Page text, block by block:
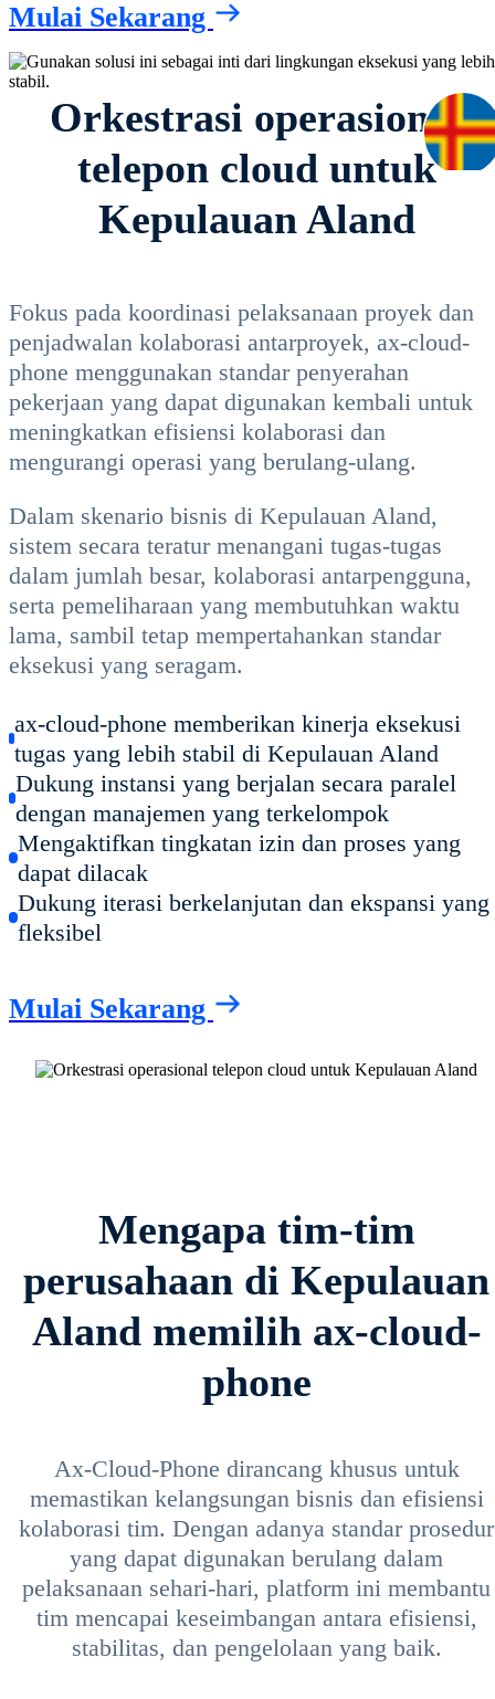
Mulai Sekarang
Orkestrasi operasional
telepon cloud untuk
Kepulauan Aland
Fokus pada koordinasi pelaksanaan proyek dan
penjadwalan kolaborasi antarproyek, ax-cloud-
phone menggunakan standar penyerahan
pekerjaan yang dapat digunakan kembali untuk
meningkatkan efisiensi kolaborasi dan
mengurangi operasi yang berulang-ulang.
Dalam skenario bisnis di Kepulauan Aland,
sistem secara teratur menangani tugas-tugas
dalam jumlah besar, kolaborasi antarpengguna,
serta pemeliharaan yang membutuhkan waktu
lama, sambil tetap mempertahankan standar
eksekusi yang seragam.
ax-cloud-phone memberikan kinerja eksekusi
tugas yang lebih stabil di Kepulauan Aland
Dukung instansi yang berjalan secara paralel
dengan manajemen yang terkelompok
Mengaktifkan tingkatan izin dan proses yang
dapat dilacak
Dukung iterasi berkelanjutan dan ekspansi yang
fleksibel
Mulai Sekarang
Mengapa tim-tim
perusahaan di Kepulauan
Aland memilih ax-cloud-
phone
Ax-Cloud-Phone dirancang khusus untuk
memastikan kelangsungan bisnis dan efisiensi
kolaborasi tim. Dengan adanya standar prosedur
yang dapat digunakan berulang dalam
pelaksanaan sehari-hari, platform ini membantu
tim mencapai keseimbangan antara efisiensi,
stabilitas, dan pengelolaan yang baik.